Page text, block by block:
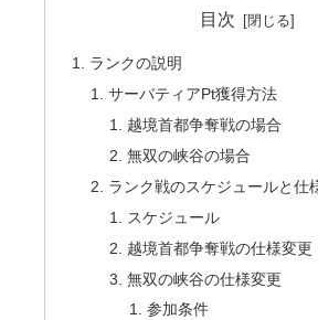
目次
ランクの説明
サーバティアPt獲得方法
越境首都争奪戦の場合
無双の峡谷の場合
ランク戦のスケジュールと仕
スケジュール
越境首都争奪戦の仕様変更
無双の峡谷の仕様変更
参加条件